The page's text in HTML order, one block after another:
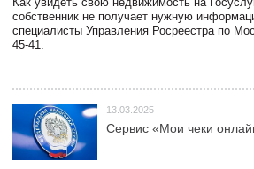
собственник не получает нужную
специалисты Управления Росреестра по
45-41.
13.03.2025
Сервис «Мои чеки